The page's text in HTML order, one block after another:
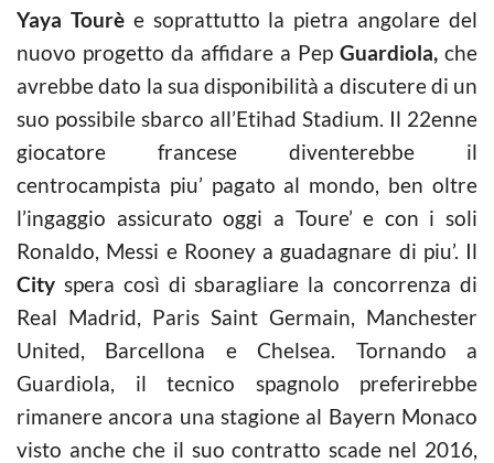
Yaya Tourèe soprattutto la pietra angolare del
nuovo progetto da affidare a Pep Guardiola, che
avrebbe dato la sua disponibilità a discutere di un
suo possibile sbarco all’Etihad Stadium. Il 22enne
giocatore francese diventerebbe il
centrocampista piu’ pagato al mondo, ben oltre
l’ingaggio assicurato oggi a Toure’ e con i soli
Ronaldo, Messi e Rooney a guadagnare di piu’. Il
City spera così di sbaragliare la concorrenza di
Real Madrid, Paris Saint Germain, Manchester
United, Barcellona e Chelsea. Tornando a
Guardiola, il tecnico spagnolo preferirebbe
rimanere ancora una stagione al Bayern Monaco
visto anche che il suo contratto scade nel 2016,